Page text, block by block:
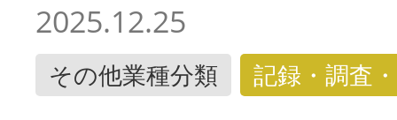
2025.12.25
その他業種分類 記録・調査